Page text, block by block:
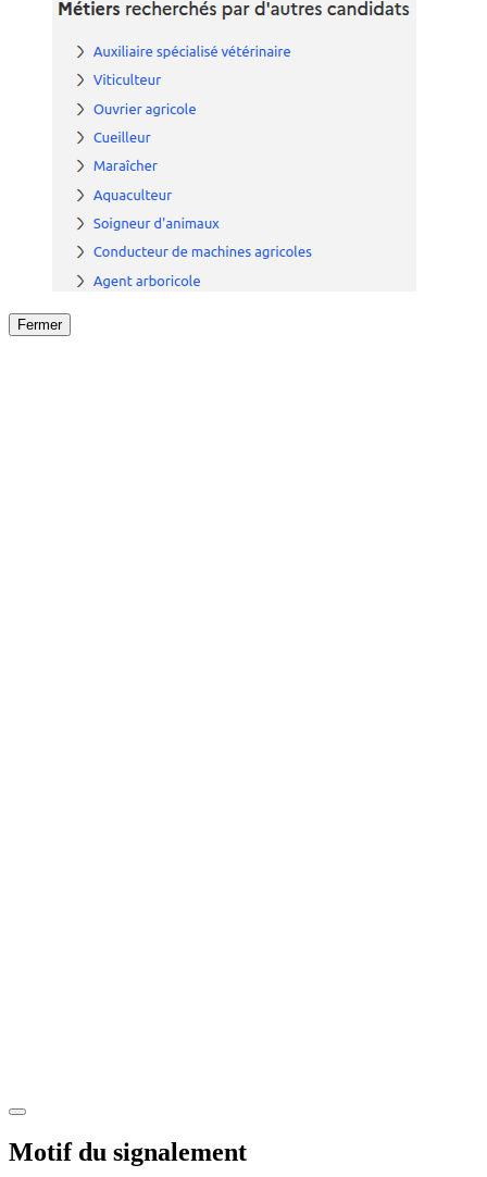
Fermer
Motif du signalement